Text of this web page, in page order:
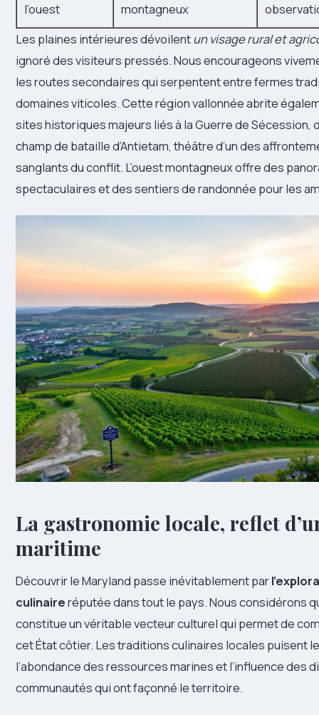
l’ouest
montagneux
Les plaines intérieures dévoilentun visage rural et
ignoré des visiteurs pressés. Nous encourageons
les routes secondaires qui serpentent entre fermes
domaines viticoles. Cette région vallonnée abrite
sites historiques majeurs liés à la Guerre de Sécession,
champ de bataille d’Antietam, théâtre d’un des
sanglants du conflit. L’ouest montagneux offre des
spectaculaires et des sentiers de randonnée pour les
La gastronomie locale, reflet
maritime
Découvrir le Maryland passe inévitablement par
culinaireréputée dans tout le pays. Nous considérons
constitue un véritable vecteur culturel qui permet de
cet État côtier. Les traditions culinaires locales puisent
l’abondance des ressources marines et l’influence des
communautés qui ont façonné le territoire.